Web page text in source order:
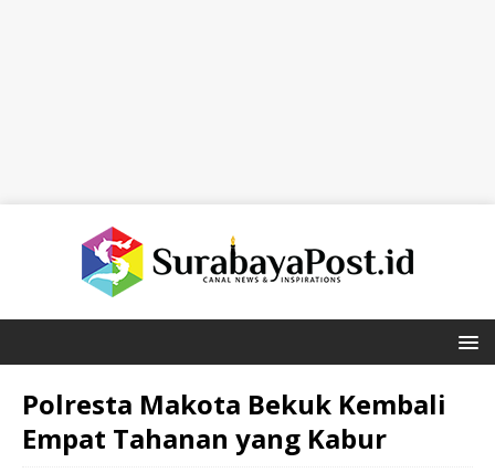
Polresta Makota Bekuk Kembali
Empat Tahanan yang Kabur